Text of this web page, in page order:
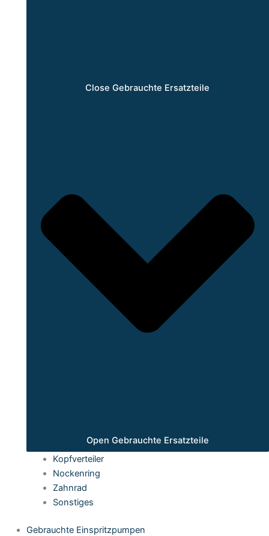
Close Gebrauchte Ersatzteile
Open Gebrauchte Ersatzteile
Kopfverteiler
Nockenring
Zahnrad
Sonstiges
Gebrauchte Einspritzpumpen